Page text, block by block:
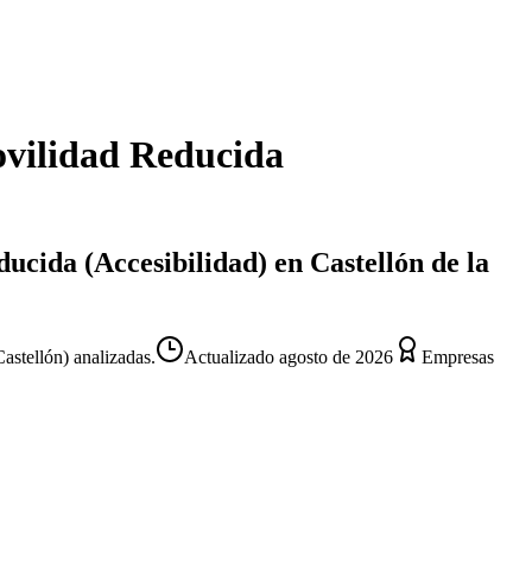
Reducida
(Accesibilidad) en Castellón de la
analizadas. Actualizado agosto de 2026 Empresas